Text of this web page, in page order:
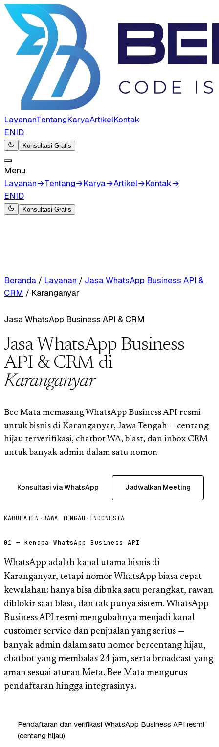
LayananTentangKaryaArtikelKontak
ENID
Konsultasi Gratis
Menu
Layanan→Tentang→Karya→Artikel→Kontak→
ENID
Konsultasi Gratis
Beranda / Layanan / Jasa WhatsApp Business API &
CRM / Karanganyar
Jasa WhatsApp Business API & CRM
Jasa WhatsApp Business
API & CRM di
Karanganyar
Bee Mata memasang WhatsApp Business API resmi
untuk bisnis di Karanganyar, Jawa Tengah — centang
hijau terverifikasi, chatbot WA, blast, dan inbox CRM
untuk banyak admin dalam satu nomor.
Konsultasi via WhatsApp Jadwalkan Meeting
KABUPATEN · JAWA TENGAH · INDONESIA
01 — Kenapa WhatsApp Business API
WhatsApp adalah kanal utama bisnis di
Karanganyar, tetapi nomor WhatsApp biasa cepat
kewalahan: hanya bisa dibuka satu perangkat, rawan
diblokir saat blast, dan tak punya sistem. WhatsApp
Business API resmi mengubahnya menjadi kanal
customer service dan penjualan yang serius —
banyak admin dalam satu nomor bercentang hijau,
chatbot yang membalas 24 jam, serta broadcast yang
aman sesuai aturan Meta. Bee Mata mengurus
pendaftaran hingga integrasinya.
Pendaftaran dan verifikasi WhatsApp Business API resmi
(centang hijau)